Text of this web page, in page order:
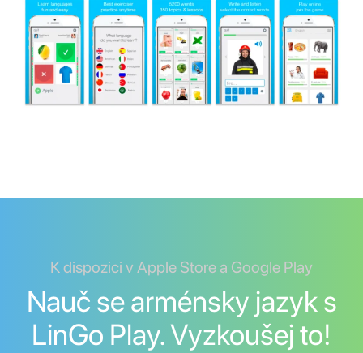
K dispozici v Apple Store a Google Play
Nauč se arménsky jazyk s
LinGo Play. Vyzkoušej to!